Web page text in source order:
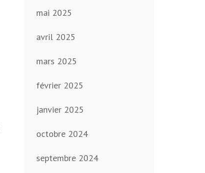
mai 2025
avril 2025
mars 2025
février 2025
janvier 2025
octobre 2024
septembre 2024